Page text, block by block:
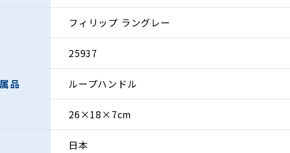
フィリップ ラングレー
25937
品 ループハンドル
26×18×7cm
日本